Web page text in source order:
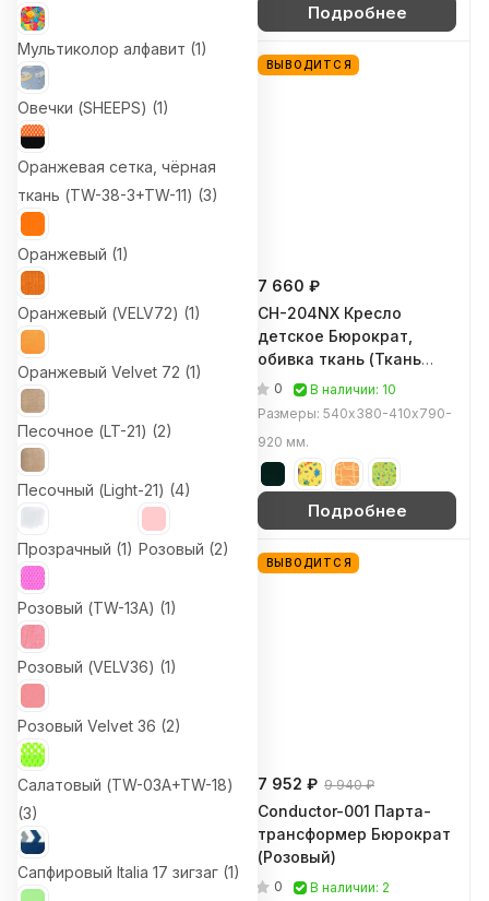
Мультиколор алфавит (1)
Овечки (SHEEPS) (1)
Оранжевая сетка, чёрная
ткань (TW-38-3+TW-11) (3)
Оранжевый (1)
Оранжевый (VELV72) (1)
Оранжевый Velvet 72 (1)
Песочное (LT-21) (2)
Песочный (Light-21) (4)
Прозрачный (1) Розовый (2)
Розовый (TW-13A) (1)
Розовый (VELV36) (1)
Розовый Velvet 36 (2)
Салатовый (TW-03A+TW-18)
(3)
Сапфировый Italia 17 зигзаг (1)
Подробнее
11 260 ₽
CH-330M Кресло для
персонала Бюрократ,
обивка экокожа
(Бежевый Orion-10)
Размеры: 650х440х855-990
мм.
Подробнее
ВЫВОДИТСЯ
7 660 ₽
CH-204NX Кресло
детское Бюрократ,
обивка ткань (Ткань
чёрная (26-28 Black))
0
В наличии: 10
Размеры: 540х380-410х790-
920 мм.
Подробнее
1 260 ₽
340 Газлифт Бюрократ
(Серебристый)
0
Наличие уточняйте
Размеры: 68х68х316 мм.
ВЫВОДИТСЯ
7 952 ₽ 9 940 ₽
Conductor-001 Парта-
трансформер Бюрократ
(Розовый)
0
В наличии: 2